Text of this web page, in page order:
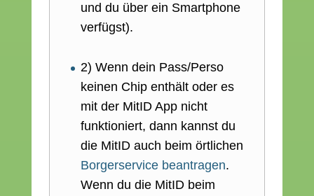
und du über ein Smartphone
verfügst).
2) Wenn dein Pass/Perso
keinen Chip enthält oder es
mit der MitID App nicht
funktioniert, dann kannst du
die MitID auch beim örtlichen
Borgerservice beantragen.
Wenn du die MitID beim